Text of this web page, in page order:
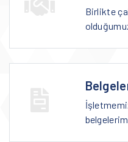
Birlikte